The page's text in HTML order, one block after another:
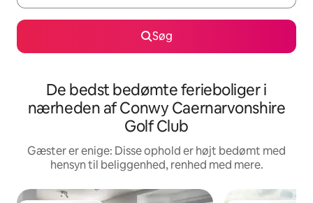
Søg
De bedst bedømte ferieboliger i
nærheden af Conwy Caernarvonshire
Golf Club
Gæster er enige: Disse ophold er højt bedømt med
hensyn til beliggenhed, renhed med mere.